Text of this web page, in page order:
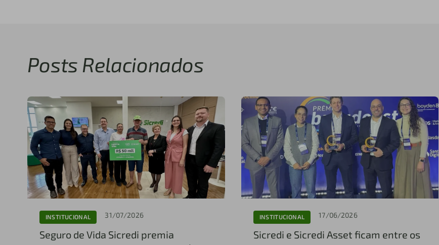
Posts Relacionados
INSTITUCIONAL 31/07/2026
Seguro de Vida Sicredi premia
INSTITUCIONAL 17/06/2026
Sicredi e Sicredi Asset ficam entre os